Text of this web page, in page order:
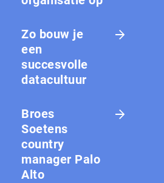
Zo bouw je
een
succesvolle
datacultuur
Broes
Soetens
country
manager Palo
Alto